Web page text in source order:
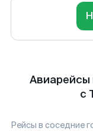
с
Рейсы в соседние